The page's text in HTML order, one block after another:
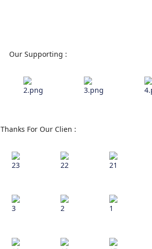
Our Supporting :
Thanks For Our Clien :